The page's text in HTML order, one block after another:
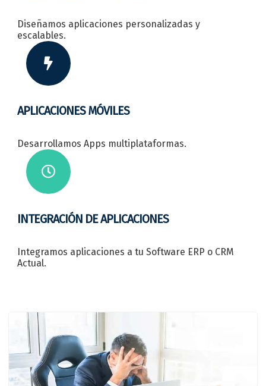
Diseñamos aplicaciones personalizadas y
escalables.
APLICACIONES MÓVILES
Desarrollamos Apps multiplataformas.
INTEGRACIÓN DE APLICACIONES
Integramos aplicaciones a tu Software ERP o CRM
Actual.